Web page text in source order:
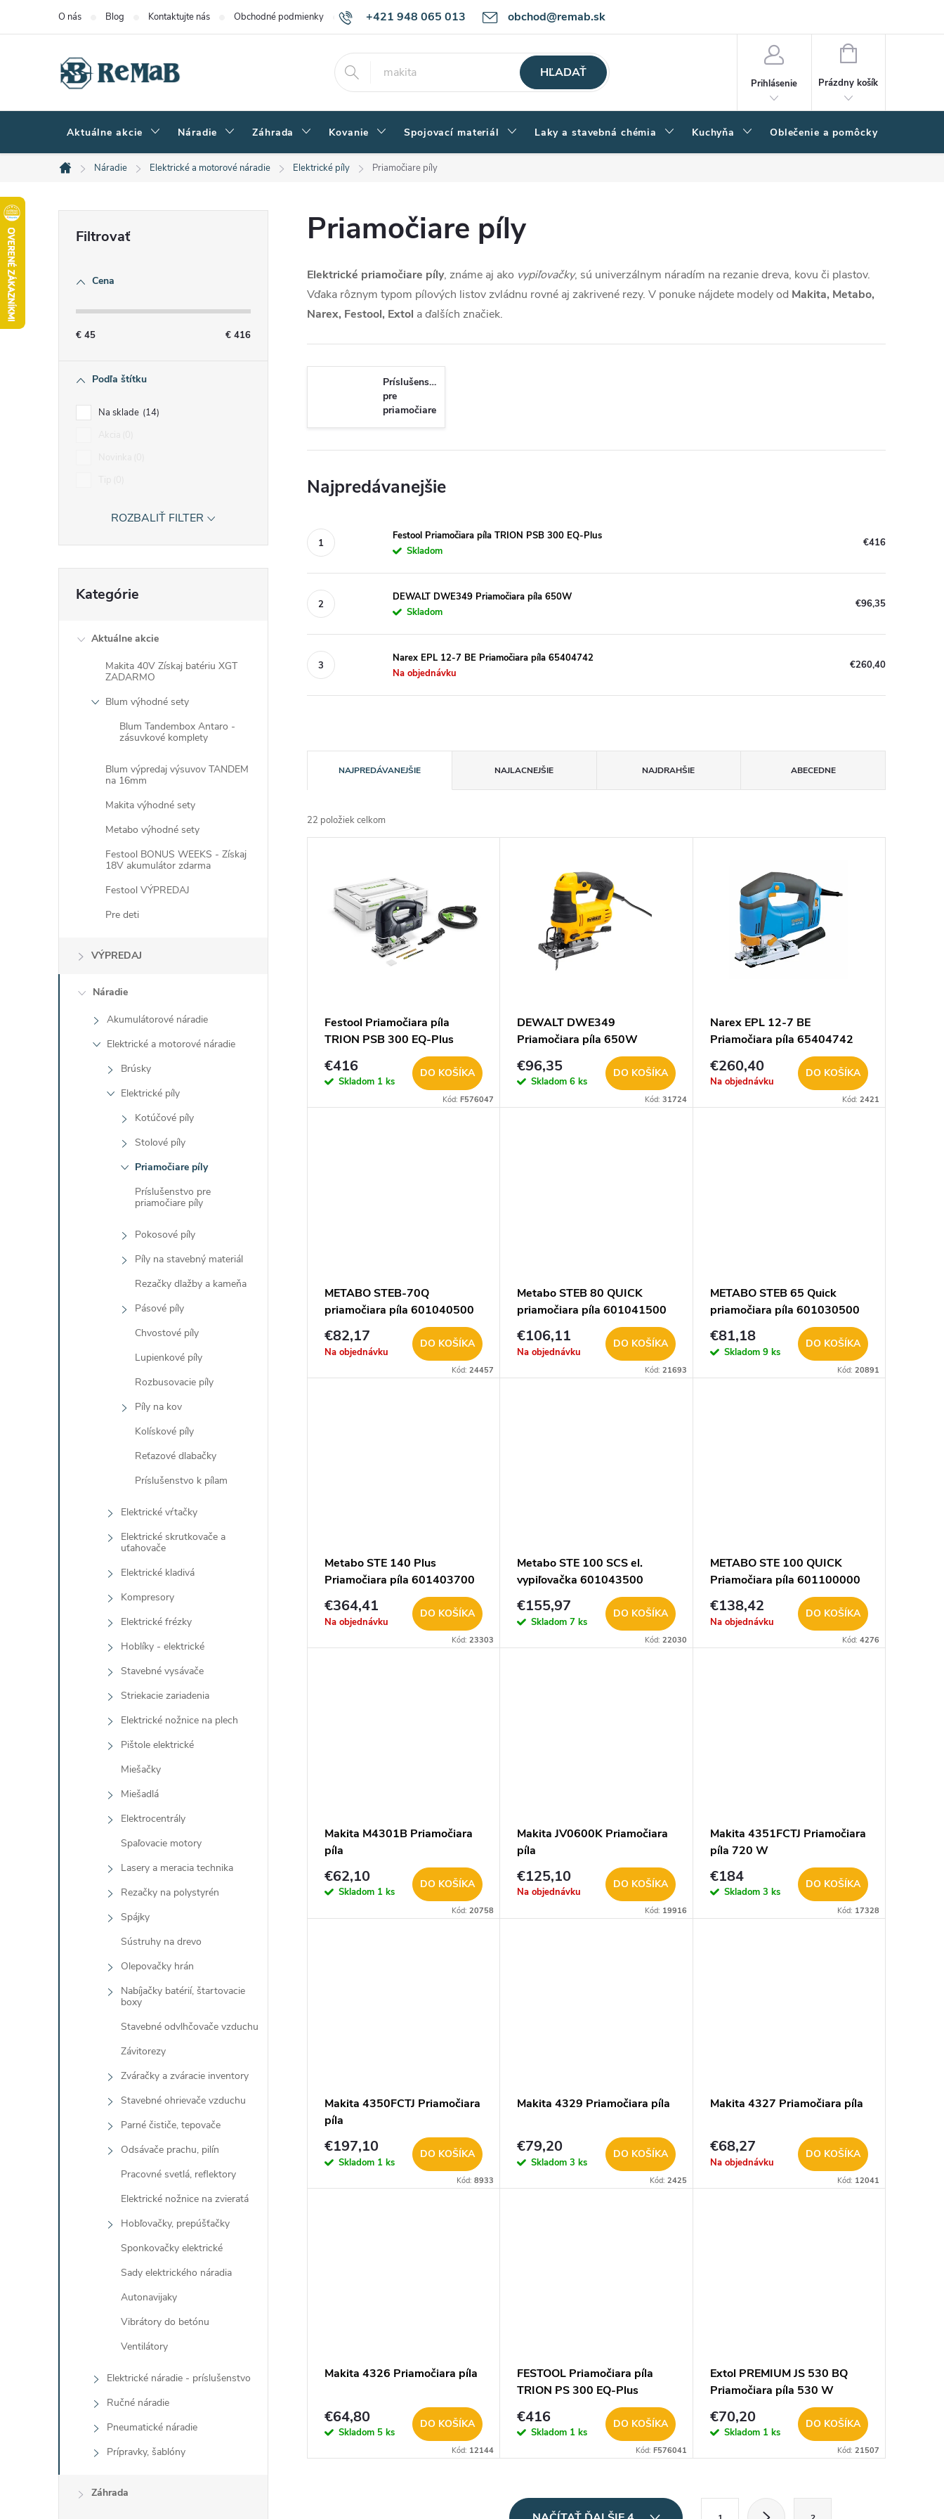
+421 948 065 013 obchod@remab.sk
O nás Blog Kontaktujte nás Obchodné podmienky Podmienky ochrany osobných údajov Ako nakupovať
HĽADAŤ
Prihlásenie
NÁKUPNÝ
Prázdny košík
Aktuálne akcie Náradie Záhrada Kovanie Spojovací materiál Laky a stavebná chémia Kuchyňa Oblečenie a pomôcky
Domov
Náradie Elektrické a motorové náradie Elektrické píly Priamočiare píly
l
Cena
€ 45 € 416
Podľa štítku
Na sklade 14
ROZBALIŤ FILTER
kategórie
Kategórie
Aktuálne akcie
Makita 40V Získaj batériu XGT
ZADARMO
Blum výhodné sety
Blum Tandembox Antaro -
zásuvkové komplety
Blum výpredaj výsuvov TANDEM
na 16mm
Makita výhodné sety
Metabo výhodné sety
Festool BONUS WEEKS - Získaj
18V akumulátor zdarma
Festool VÝPREDAJ
Pre deti
VÝPREDAJ
Náradie
Akumulátorové náradie
Elektrické a motorové náradie
Brúsky
Elektrické píly
Kotúčové píly
Stolové píly
Priamočiare píly
Príslušenstvo pre
priamočiare píly
Pokosové píly
Píly na stavebný materiál
Rezačky dlažby a kameňa
Pásové píly
Chvostové píly
Lupienkové píly
Rozbusovacie píly
Píly na kov
Kolískové píly
Reťazové dlabačky
Príslušenstvo k pílam
Elektrické vŕtačky
Elektrické skrutkovače a
uťahovače
Elektrické kladivá
Kompresory
Elektrické frézky
Hoblíky - elektrické
Stavebné vysávače
Striekacie zariadenia
Elektrické nožnice na plech
Pištole elektrické
Miešačky
Miešadlá
Elektrocentrály
Spaľovacie motory
Lasery a meracia technika
Rezačky na polystyrén
Spájky
Sústruhy na drevo
Olepovačky hrán
Nabíjačky batérií, štartovacie
boxy
Stavebné odvlhčovače vzduchu
Závitorezy
Zváračky a zváracie inventory
Stavebné ohrievače vzduchu
Parné čističe, tepovače
Odsávače prachu, pilín
Pracovné svetlá, reflektory
Elektrické nožnice na zvieratá
Hobľovačky, prepúšťačky
Sponkovačky elektrické
Sady elektrického náradia
Autonavijaky
Vibrátory do betónu
Ventilátory
Elektrické náradie - príslušenstvo
Ručné náradie
Pneumatické náradie
Prípravky, šablóny
Záhrada
Priamočiare píly
Elektrické priamočiare píly, známe aj ako vypiľovačky, sú univerzálnym náradím na rezanie dreva, kovu či plastov.
Vďaka rôznym typom pílových listov zvládnu rovné aj zakrivené rezy. V ponuke nájdete modely od Makita, Metabo,
Narex, Festool, Extol a ďalších značiek.
Príslušenstvo
pre
priamočiare
píly
Najpredávanejšie
Festool Priamočiara píla TRION PSB 300 EQ-Plus
Skladom
€416
DEWALT DWE349 Priamočiara píla 650W
Skladom
€96,35
Narex EPL 12-7 BE Priamočiara píla 65404742
Na objednávku
€260,40
a
d
d
NAJPREDÁVANEJŠIE NAJLACNEJŠIE NAJDRAHŠIE ABECEDNE
22 položiek celkom
o
Festool Priamočiara píla
TRION PSB 300 EQ-Plus
€416
Skladom 1 ks
DO KOŠÍKA
Kód:F576047
DEWALT DWE349
Priamočiara píla 650W
€96,35
Skladom6 ks
DO KOŠÍKA
Kód: 31724
Narex EPL 12-7 BE
Priamočiara píla 65404742
€260,40
Na objednávku
DO KOŠÍKA
Kód: 2421
METABO STEB-70Q
priamočiara píla 601040500
€82,17
Na objednávku
DO KOŠÍKA
Kód:24457
Metabo STEB 80 QUICK
priamočiara píla 601041500
€106,11
Na objednávku
DO KOŠÍKA
Kód: 21693
METABO STEB 65 Quick
priamočiara píla 601030500
€81,18
Skladom 9 ks
DO KOŠÍKA
Kód: 20891
Metabo STE 140 Plus
Priamočiara píla 601403700
€364,41
Na objednávku
DO KOŠÍKA
Kód:23303
Metabo STE 100 SCS el.
vypiľovačka 601043500
€155,97
Skladom7 ks
DO KOŠÍKA
Kód: 22030
METABO STE 100 QUICK
Priamočiara píla 601100000
€138,42
Na objednávku
DO KOŠÍKA
Kód: 4276
Makita M4301B Priamočiara
píla
€62,10
Skladom 1 ks
DO KOŠÍKA
Kód:20758
Makita JV0600K Priamočiara
píla
€125,10
Na objednávku
DO KOŠÍKA
Kód: 19916
Makita 4351FCTJ Priamočiara
píla 720 W
€184
Skladom 3 ks
DO KOŠÍKA
Kód: 17328
Makita 4350FCTJ Priamočiara
píla
€197,10
Skladom 1 ks
DO KOŠÍKA
Kód:8933
Makita 4329 Priamočiara píla
€79,20
Skladom3 ks
DO KOŠÍKA
Kód: 2425
Makita 4327 Priamočiara píla
€68,27
Na objednávku
DO KOŠÍKA
Kód: 12041
Makita 4326 Priamočiara píla
€64,80
Skladom 5 ks
DO KOŠÍKA
Kód: 12144
FESTOOL Priamočiara píla
TRION PS 300 EQ-Plus
€416
Skladom 1 ks
DO KOŠÍKA
Kód: F576041
Extol PREMIUM JS 530 BQ
Priamočiara píla 530 W
8893102 DOPREDAJ
€70,20
Skladom 1 ks
DO KOŠÍKA
Kód: 21507